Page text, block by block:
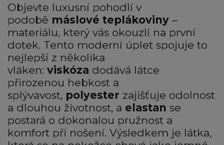
Objevte luxusní pohodlí v
podobě máslové teplákoviny –
materiálu, který vás okouzlí na první
dotek. Tento moderní úplet spojuje to
nejlepší z několika
vláken: viskóza dodává látce
přirozenou hebkost a
splývavost, polyester zajišťuje odolnost
a dlouhou životnost, a elastan se
postará o dokonalou pružnost a
komfort při nošení. Výsledkem je látka,